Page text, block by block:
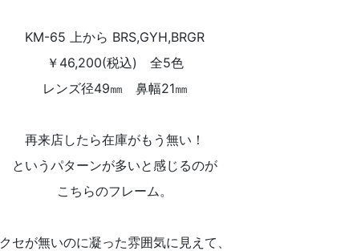
KM-65 上から BRS,GYH,BRGR
￥46,200(税込) 全5色
レンズ径49㎜ 鼻幅21㎜
再来店したら在庫がもう無い！
というパターンが多いと感じるのが
こちらのフレーム。
クセが無いのに凝った雰囲気に見えて、